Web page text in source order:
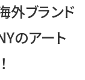
外ブランド
のアート